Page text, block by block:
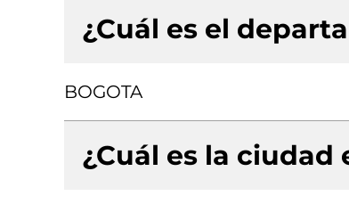
¿Cuál es el
BOGOTA
¿Cuál es la ciudad